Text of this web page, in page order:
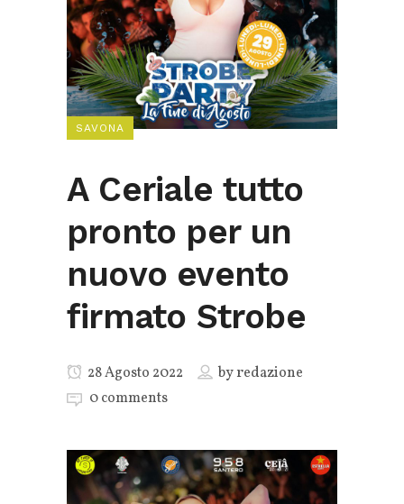
SAVONA
A Ceriale tutto
pronto per un
nuovo evento
firmato Strobe
28 Agosto 2022 byredazione
0 comments